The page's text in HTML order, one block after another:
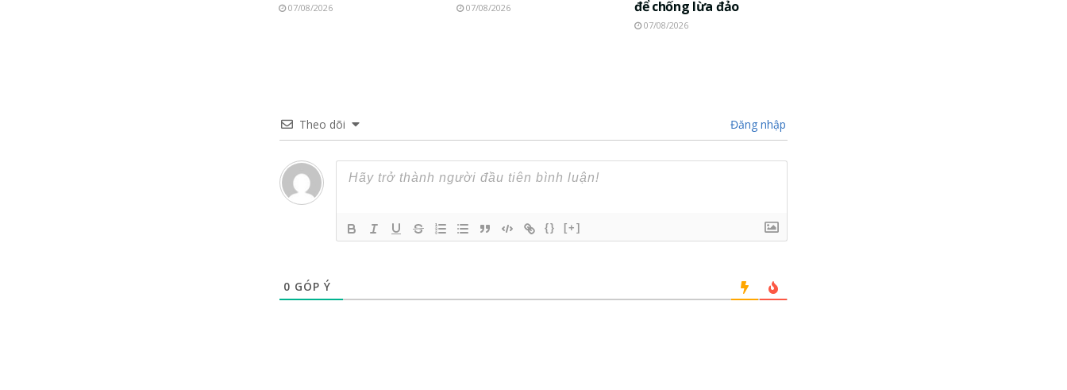
07/08/2026 07/08/2026
để chống lừa đảo
07/08/2026
Theo dõi Đăng nhập
{} [+]
0 GÓP Ý